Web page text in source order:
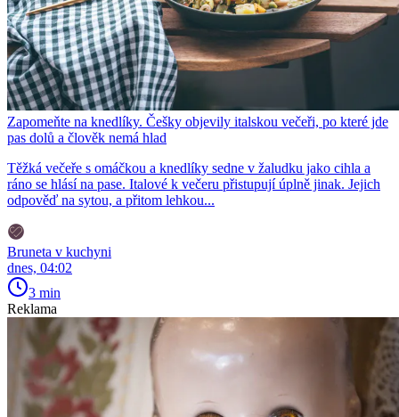
Zapomeňte na knedlíky. Češky objevily italskou večeři, po které jde
pas dolů a člověk nemá hlad
Těžká večeře s omáčkou a knedlíky sedne v žaludku jako cihla a
ráno se hlásí na pase. Italové k večeru přistupují úplně jinak. Jejich
odpověď na sytou, a přitom lehkou...
Bruneta v kuchyni
dnes, 04:02
3 min
Reklama